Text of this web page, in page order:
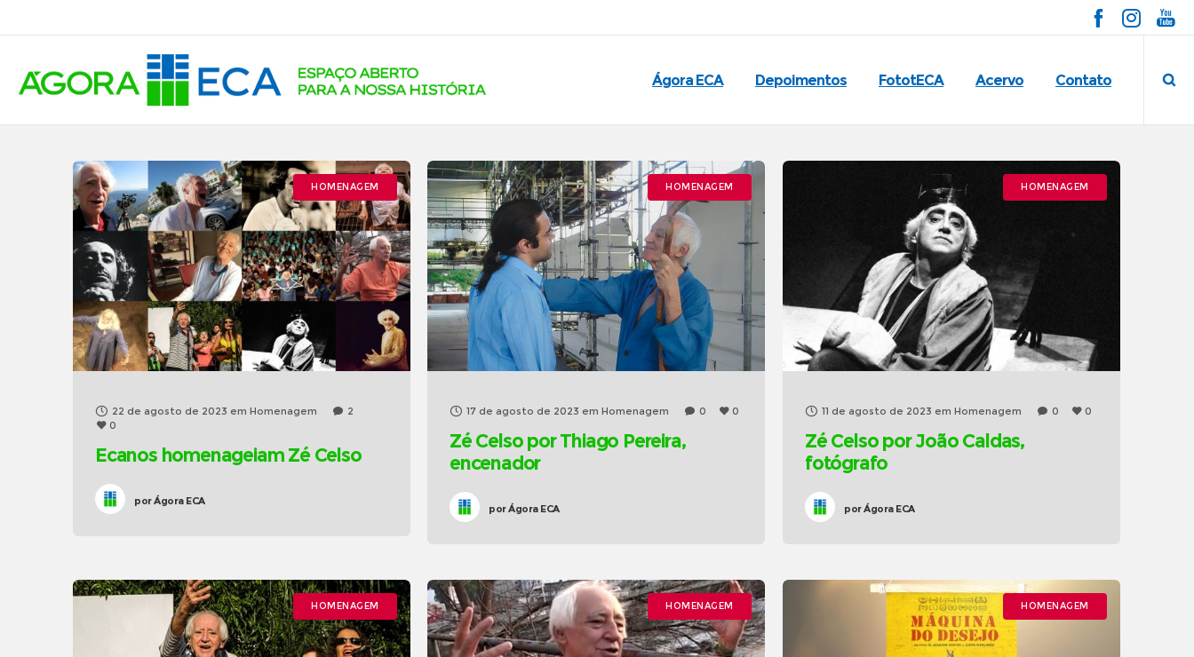
Ágora ECA Depoimentos FototECA Acervo Contato
HOMENAGEM
22 de agosto de 2023 em Homenagem
2
0
Ecanos homenageiam Zé Celso
porÁgora ECA
HOMENAGEM
17 de agosto de 2023 em Homenagem 0 0
Zé Celso por Thiago Pereira,
encenador
porÁgora ECA
HOMENAGEM
11 de agosto de 2023 em Homenagem 0 0
Zé Celso por João Caldas,
fotógrafo
porÁgora ECA
HOMENAGEM HOMENAGEM HOMENAGEM